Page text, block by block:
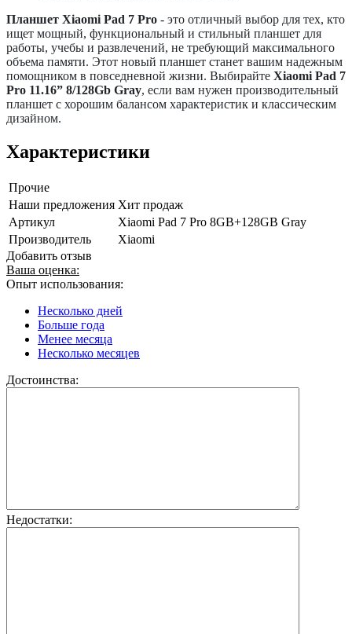
Планшет Xiaomi Pad 7 Pro - это отличный выбор для тех, кто
ищет мощный, функциональный и стильный планшет для
работы, учебы и развлечений, не требующий максимального
объема памяти. Этот новый планшет станет вашим надежным
помощником в повседневной жизни. Выбирайте Xiaomi Pad 7
Pro 11.16” 8/128Gb Gray, если вам нужен производительный
планшет с хорошим балансом характеристик и классическим
дизайном.
Характеристики
Прочие
Наши предложения Хит продаж
Артикул
Xiaomi Pad 7 Pro 8GB+128GB Gray
Производитель
Xiaomi
Добавить отзыв
Ваша оценка:
Опыт использования:
Несколько дней
Больше года
Менее месяца
Несколько месяцев
Достоинства:
Недостатки: